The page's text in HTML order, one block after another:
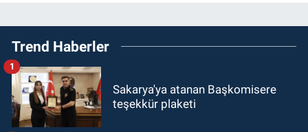
Trend Haberler
Sakarya'ya atanan Başkomisere
teşekkür plaketi
1